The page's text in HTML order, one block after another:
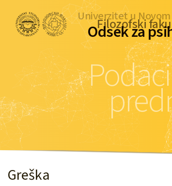
Univerzitet u
Filozofski
Odsek za
Greška